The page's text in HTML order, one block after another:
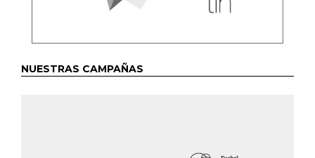
NUESTRAS CAMPAÑAS